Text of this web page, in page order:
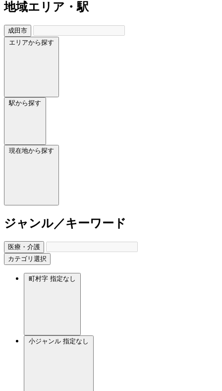
地域エリア・駅
成田市
エリアから探す
駅から探す
現在地から探す
ジャンル／キーワード
医療・介護
カテゴリ選択
町村字 指定なし
小ジャンル 指定なし